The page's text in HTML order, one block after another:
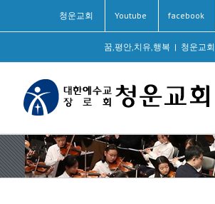
청운교회 Youtube facebook
꿈,평안,치유,행복 | 청운교회